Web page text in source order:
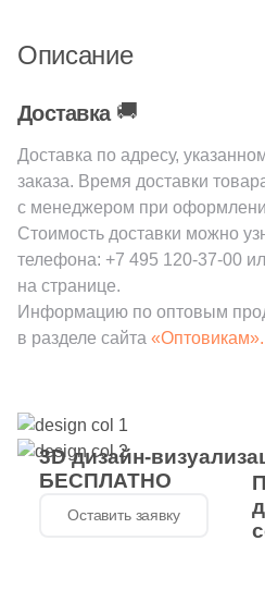
Описание
Доставка 🚚
Доставка по адресу,
заказа. Время доставки
с менеджером при
Стоимость доставки можно
телефона: +7 495 120-37-00
на странице.
Информацию по оптовым
в разделе сайта «Оптовикам».
3D дизайн-
БЕСПЛАТНО
Оставить заявку